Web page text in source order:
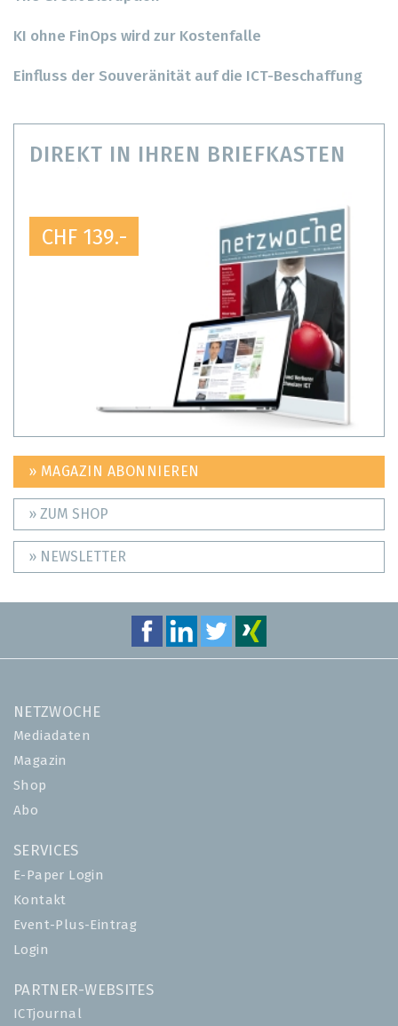
KI ohne FinOps wird zur Kostenfalle
Einfluss der Souveränität auf die ICT-Beschaffung
DIREKT IN IHREN BRIEFKASTEN
CHF 139.-
» MAGAZIN ABONNIEREN
» ZUM SHOP
» NEWSLETTER
NETZWOCHE
Mediadaten
Magazin
Shop
Abo
SERVICES
E-Paper Login
Kontakt
Event-Plus-Eintrag
Login
PARTNER-WEBSITES
ICTjournal